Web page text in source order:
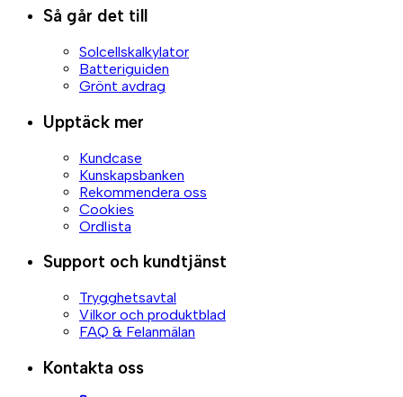
Så går det till
Solcellskalkylator
Batteriguiden
Grönt avdrag
Upptäck mer
Kundcase
Kunskapsbanken
Rekommendera oss
Cookies
Ordlista
Support och kundtjänst
Trygghetsavtal
Vilkor och produktblad
FAQ & Felanmälan
Kontakta oss